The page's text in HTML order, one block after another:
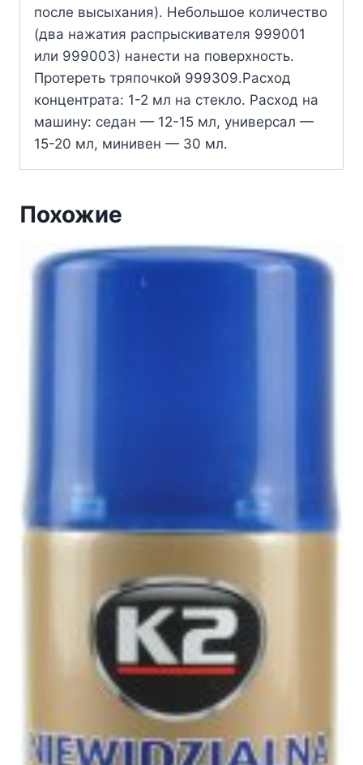
после высыхания). Небольшое количество
(два нажатия распрыскивателя 999001
или 999003) нанести на поверхность.
Протереть тряпочкой 999309.Расход
концентрата: 1-2 мл на стекло. Расход на
машину: седан — 12-15 мл, универсал —
15-20 мл, минивен — 30 мл.
Похожие